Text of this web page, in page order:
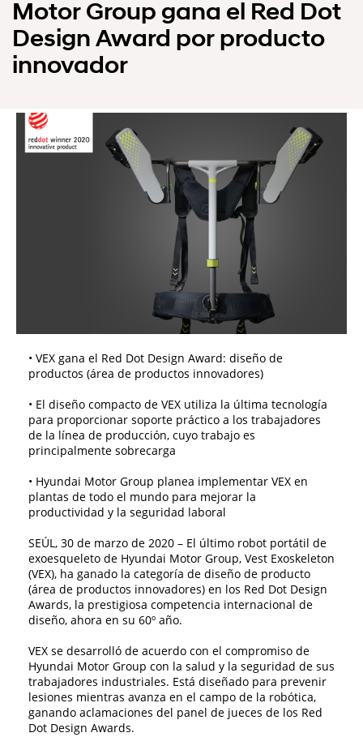
Motor Group gana el Red Dot
Design Award por producto
innovador
• VEX gana el Red Dot Design Award: diseño de
productos (área de productos innovadores)
• El diseño compacto de VEX utiliza la última tecnología
para proporcionar soporte práctico a los trabajadores
de la línea de producción, cuyo trabajo es
principalmente sobrecarga
• Hyundai Motor Group planea implementar VEX en
plantas de todo el mundo para mejorar la
productividad y la seguridad laboral
SEÚL, 30 de marzo de 2020 – El último robot portátil de
exoesqueleto de Hyundai Motor Group, Vest Exoskeleton
(VEX), ha ganado la categoría de diseño de producto
(área de productos innovadores) en los Red Dot Design
Awards, la prestigiosa competencia internacional de
diseño, ahora en su 60º año.
VEX se desarrolló de acuerdo con el compromiso de
Hyundai Motor Group con la salud y la seguridad de sus
trabajadores industriales. Está diseñado para prevenir
lesiones mientras avanza en el campo de la robótica,
ganando aclamaciones del panel de jueces de los Red
Dot Design Awards.